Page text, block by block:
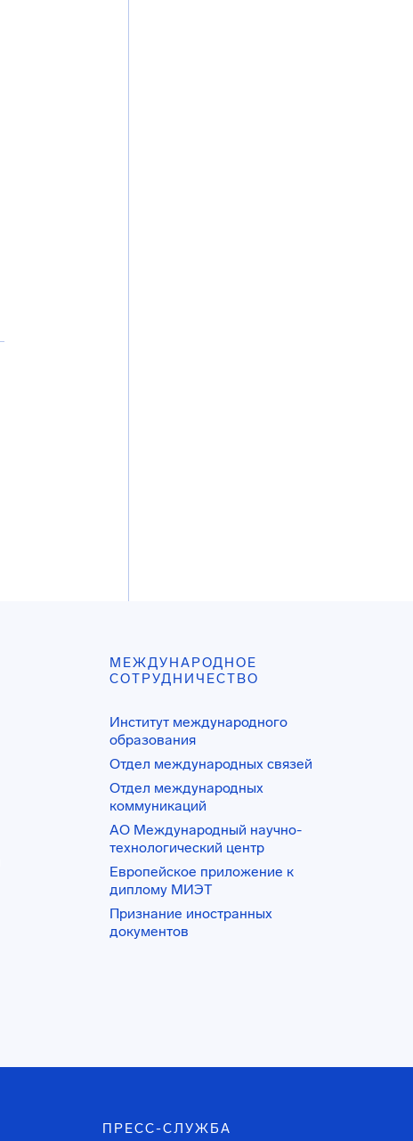
МЕЖДУНАРОДНОЕ
СОТРУДНИЧЕСТВО
Институт международного
образования
Отдел международных связей
Отдел международных
коммуникаций
АО Международный научно-
технологический центр
Европейское приложение к
диплому МИЭТ
Признание иностранных
документов
ПРЕСС-СЛУЖБА